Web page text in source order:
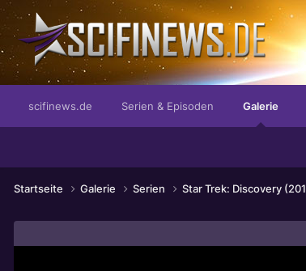
scifinews.de Serien & Episoden Galerie
Startseite Galerie Serien Star Trek: Discovery